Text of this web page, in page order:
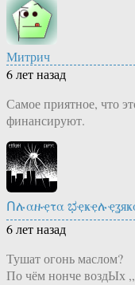
Митрич
6 лет назад
Самое приятное, что
финансируют.
Ոሉαዙҿτα
6 лет назад
Тушат огонь маслом?
По чём нонче воздЫх